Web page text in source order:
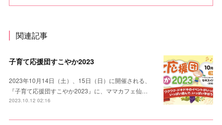
関連記事
子育て応援団すこやか2023
2023年10月14日（土）、15日（日）に開催される、
『子育て応援団すこやか2023』に、ママカフェ仙…
2023.10.12 02:16